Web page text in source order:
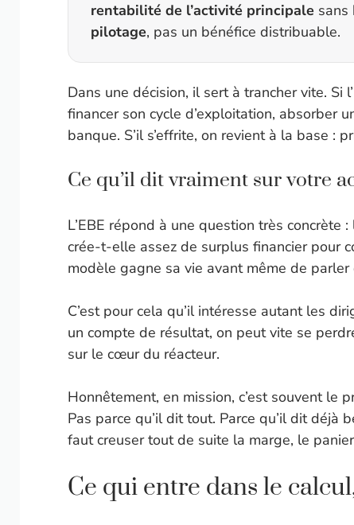
rentabilité de l’activité principale sans
pilotage, pas un bénéfice distribuable.
Dans une décision, il sert à trancher vite. Si
financer son cycle d’exploitation, absorber
banque. S’il s’effrite, on revient à la base :
Ce qu’il dit vraiment sur votre
L’EBE répond à une question très
crée-t-elle assez de surplus financier pour
modèle gagne sa vie avant même de
C’est pour cela qu’il intéresse autant les
un compte de résultat, on peut vite se
sur le cœur du réacteur.
Honnêtement, en mission, c’est souvent le
Pas parce qu’il dit tout. Parce qu’il dit déjà
faut creuser tout de suite la marge, le
Ce qui entre dans le